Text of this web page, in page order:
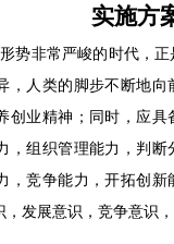
实施方
势非常严峻的时代，
，人类的脚步不断地向
创业精神；同时，应具
，组织管理能力，判断
，竞争能力，开拓创新
， 发展意识 ， 竞争意识